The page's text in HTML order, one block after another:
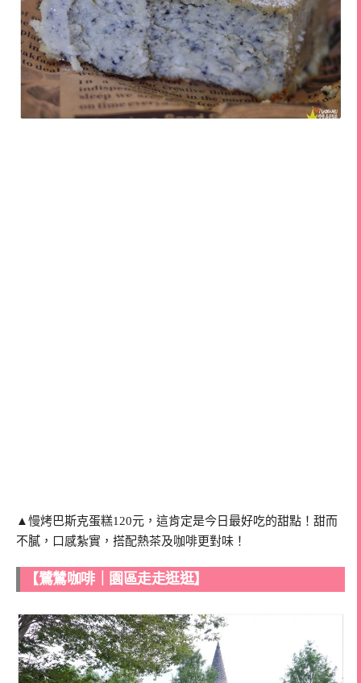
▲慢烤巴斯克蛋糕120元，這肯定是今日最好吃的甜點！甜而
不膩，口感紮實，搭配熱茶及咖啡更對味！
【鷺鷥咖啡｜園區走走逛逛】